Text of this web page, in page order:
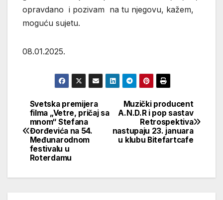
08.01.2025.
Кретање
чланка
Muzički producent
A.N.D.R i pop sastav
Retrospektiva
nastupaju 23. januara
u klubu Bitefartcafe
Svetska premijera
filma „Vetre, pričaj sa
mnom“ Stefana
Đorđevića na 54.
Međunarodnom
festivalu u
Roterdamu